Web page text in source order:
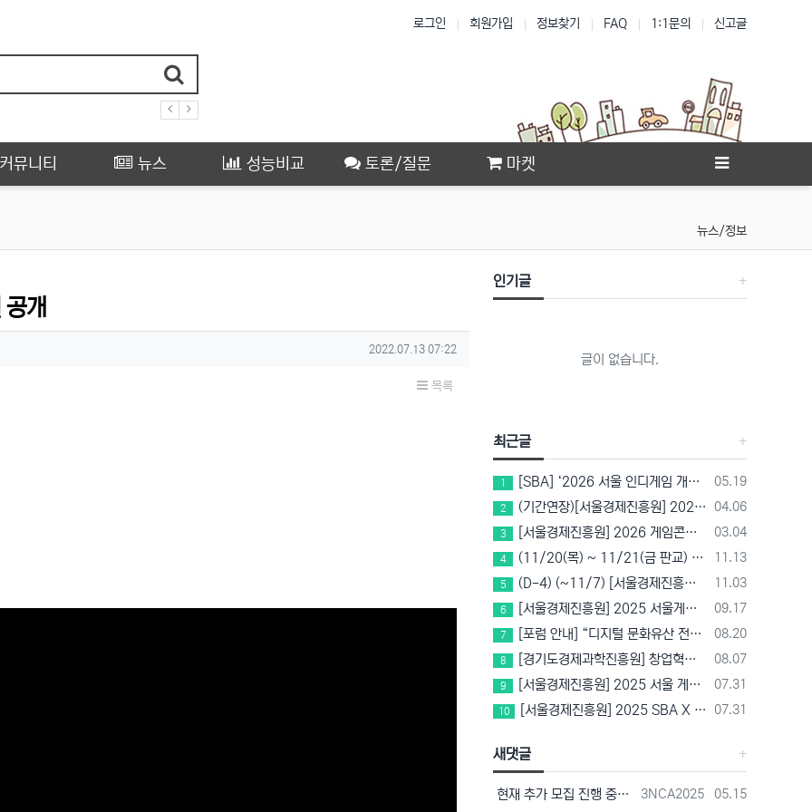
로그인 회원가입 정보찾기 FAQ 1:1문의 신고글
뮤니티 뉴스 성능비교 토론/질문 마켓
뉴스/정보
개
작성일
2022.07.13 07:22
목록
인기글
글이 없습니다.
최근글
등록일
05.19
1 [SBA] ‘2026 서울 인디게임 개발 챌린지’ 참가팀 모집
등록일
04.06
2 (기간연장)[서울경제진흥원] 2026 게임마켓(차이나조이, BIC, 지스타) 서울관 참가기업 모집!(~5/8 15:00)
등록일
03.04
3 [서울경제진흥원] 2026 게임콘텐츠 사업화 지원사업 참가기업 모집(~3/26까지)
등록일
11.13
4 (11/20(목) ~ 11/21(금 판교) VR 행사 추천!! (갤럭시 XR/ 애플 비전프로 등 기기 체험, 메타퀘스트 경품)
등록일
11.03
5 (D-4) (~11/7) [서울경제진흥원] 2025 SBA X 스마일게이트, ‘게임랩 with STOVE INDIE’ 참가기업 모집
등록일
09.17
6 [서울경제진흥원] 2025 서울게임콘텐츠센터 게임스튜디오/게임랩 신규 입주기업 모집 중!(~10/14 15:00)
등록일
08.20
7 [포럼 안내] “디지털 문화유산 전략과 비전” – 경기도박물관 토크콘서트
등록일
08.07
8 [경기도경제과학진흥원] 창업혁신공간 컴퍼니빌더형 지원사업 2기 모집(~8/25)
등록일
07.31
9 [서울경제진흥원] 2025 서울 게임 공모전 참가자 모집(~8/22 17시)
등록일
07.31
10 [서울경제진흥원] 2025 SBA X 메르세데스 벤츠 코리아 게임 산업 상생 플랫폼 활용 게임개발 지원 참가기업 모집(~8/18 17시)
새댓글
등록자
3NCA2025 등록일
05.15
현재 추가 모집 진행 중에 있습니다! 아래 링크로 확인 부탁드리겠습니다~! https://next-verse.com/community/1…